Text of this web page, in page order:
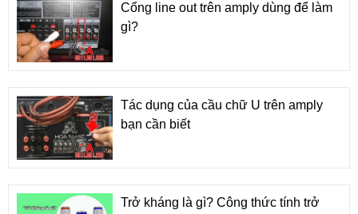
Cổng line out trên amply dùng để làm
gì?
Tác dụng của cầu chữ U trên amply
bạn cần biết
Trở kháng là gì? Công thức tính trở